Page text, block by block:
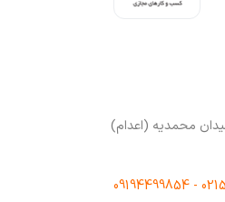
محمدیه (اعدام)